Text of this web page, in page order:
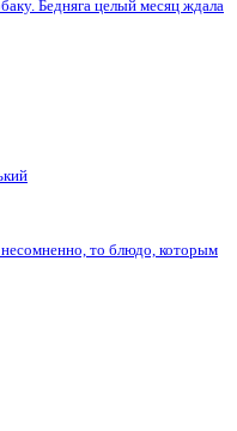
Бедняга целый месяц ждала
то блюдо, которым